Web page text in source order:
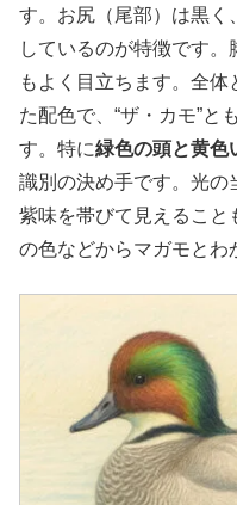
す。お尻（尾部）は黒く
しているのが特徴です
もよく目立ちます。全
た配色で、“ザ・カモ”と
す。特に緑色の頭と黄色
識別の決め手です。光の
紫味を帯びて見えること
の色などからマガモとわ